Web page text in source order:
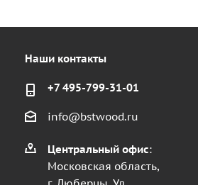
Наши контакты
+7 495-799-31-01
info@bstwood.ru
Центральный офис:
Московская область,